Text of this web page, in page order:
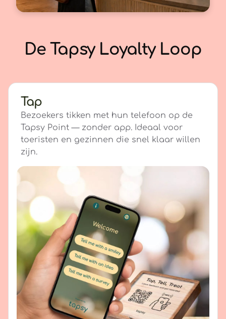
De Tapsy Loyalty Loop
Tap
Bezoekers tikken met hun telefoon op de
Tapsy Point — zonder app. Ideaal voor
toeristen en gezinnen die snel klaar willen
zijn.